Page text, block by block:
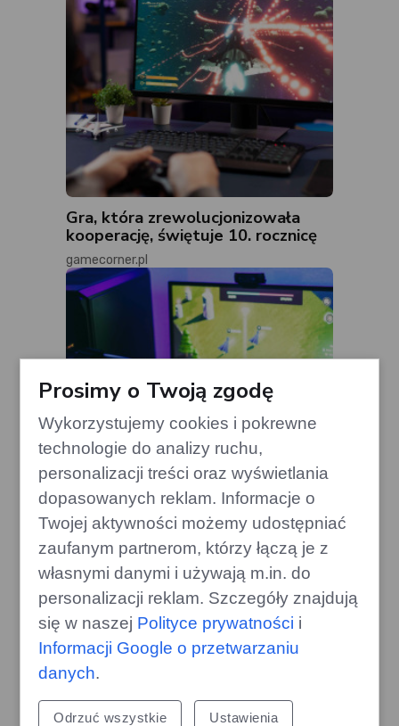
Gra, która zrewolucjonizowała
kooperację, świętuje 10. rocznicę
gamecorner.pl
Valve planuje nowości dla
najnowszego Half-Life na Steamie
gamecorner.pl
Prosimy o Twoją zgodę
Wykorzystujemy cookies i pokrewne
technologie do analizy ruchu,
personalizacji treści oraz wyświetlania
dopasowanych reklam. Informacje o
Twojej aktywności możemy udostępniać
zaufanym partnerom, którzy łączą je z
własnymi danymi i używają m.in. do
personalizacji reklam. Szczegóły znajdują
się w naszej Polityce prywatności i
Informacji Google o przetwarzaniu
danych.
Odrzuć wszystkie Ustawienia